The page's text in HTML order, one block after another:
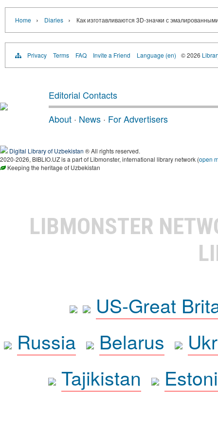
Home › Diaries › Как изготавливаются 3D-значки с
Privacy Terms FAQ Invite a Friend Language (en) © 2026
Editorial Contacts
About · News · For Advertisers
Digital Library of Uzbekistan ® All rights reserved.
2020-2026, BIBLIO.UZ is a part of Libmonster, international library network (open
Keeping the heritage of Uzbekistan
LIBMONSTER
US-Great
Russia
Belarus
Tajikistan